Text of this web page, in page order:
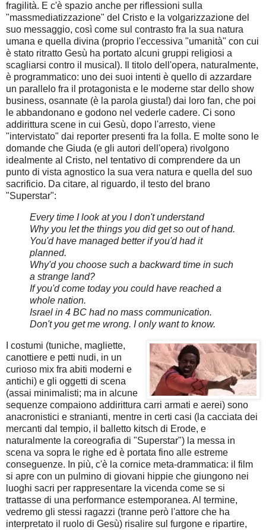
fragilità. E c'è spazio anche per riflessioni sulla
"massmediatizzazione" del Cristo e la volgarizzazione del
suo messaggio, così come sul contrasto fra la sua natura
umana e quella divina (proprio l'eccessiva "umanità" con cui
è stato ritratto Gesù ha portato alcuni gruppi religiosi a
scagliarsi contro il musical). Il titolo dell'opera, naturalmente,
è programmatico: uno dei suoi intenti è quello di azzardare
un parallelo fra il protagonista e le moderne star dello show
business, osannate (è la parola giusta!) dai loro fan, che poi
le abbandonano e godono nel vederle cadere. Ci sono
addirittura scene in cui Gesù, dopo l'arresto, viene
"intervistato" dai reporter presenti fra la folla. E molte sono le
domande che Giuda (e gli autori dell'opera) rivolgono
idealmente al Cristo, nel tentativo di comprendere da un
punto di vista agnostico la sua vera natura e quella del suo
sacrificio. Da citare, al riguardo, il testo del brano
"Superstar":
Every time I look at you I don't understand
Why you let the things you did get so out of hand.
You'd have managed better if you'd had it
planned.
Why'd you choose such a backward time in such
a strange land?
If you'd come today you could have reached a
whole nation.
Israel in 4 BC had no mass communication.
Don't you get me wrong. I only want to know.
I costumi (tuniche, magliette,
canottiere e petti nudi, in un
curioso mix fra abiti moderni e
antichi) e gli oggetti di scena
(assai minimalisti; ma in alcune
sequenze compaiono addirittura carri armati e aerei) sono
anacronistici e stranianti, mentre in certi casi (la cacciata dei
mercanti dal tempio, il balletto kitsch di Erode, e
naturalmente la coreografia di "Superstar") la messa in
scena va sopra le righe ed è portata fino alle estreme
conseguenze. In più, c'è la cornice meta-drammatica: il film
si apre con un pulmino di giovani hippie che giungono nei
luoghi sacri per rappresentare la vicenda come se si
trattasse di una performance estemporanea. Al termine,
vedremo gli stessi ragazzi (tranne però l'attore che ha
interpretato il ruolo di Gesù) risalire sul furgone e ripartire,